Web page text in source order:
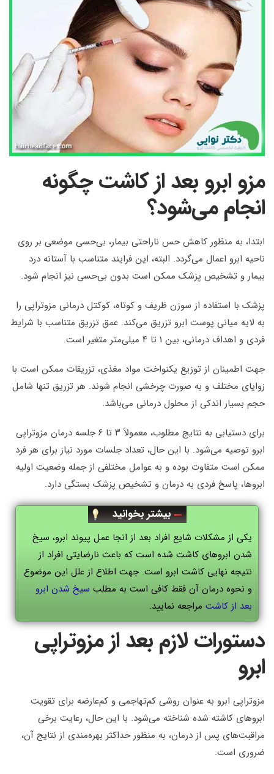
مزو ابرو بعد از کاشت چگونه
انجام می‌شود؟
ابتدا، به منظور کاهش حس ناراحتی بیمار، بی‌حسی موضعی بر روی
ناحیه ابرو اعمال می‌گردد. البته، این فرایند متناسب با آستانه درد
بیمار و تشخیص پزشک ممکن است بدون بی‌حسی نیز انجام شود.
پزشک با استفاده از سوزن ظریف و کوتاه، کوکتل درمانی مزوتراپی را
به لایه میانی پوست ابرو تزریق می‌کند. عمق تزریق متناسب با شرایط
فردی و اهداف درمانی، بین ۱ تا ۴ میلی‌متر متغیر است.
جهت اطمینان از توزیع یکنواخت مواد مغذی، تزریقات ممکن است با
زوایای مختلف و به صورت چرخشی انجام شوند. هر تزریق تنها شامل
حجم بسیار اندکی از محلول درمانی می‌باشد.
برای دستیابی به نتایج مطلوب، معمولاً ۳ تا ۶ جلسه درمان مزوتراپی
ابرو توصیه می‌شود. با این حال، تعداد جلسات مورد نیاز برای هر فرد
ممکن است متفاوت بوده و به عوامل مختلفی از جمله وضعیت اولیه
ابروها، پاسخ فردی به درمان و تشخیص پزشک بستگی دارد.
بیشتر بخوانید
یکی از مشکلات شایع‌ افراد بعد از انجا عمل پیوند ابرو، سیخ
شدن ابروهای کاشت شده است که باعث نارضایتی افراد از
نتیجه نهایی کاشت ابرو است. جهت اطلاع از علل این موضوع
و نحوه درمان آن فقط کافی است به مطلب سیخ شدن ابرو
بعد از کاشت مراجعه نمایید.
دستورات لازم بعد از مزوتراپی
ابرو
مزوتراپی ابرو به عنوان روشی کم‌تهاجمی و کم‌عارضه برای تقویت
ابروهای کاشته شده شناخته می‌شود. با این حال، رعایت برخی
مراقبت‌های پس از درمان، به منظور حداکثر بهره‌مندی از نتایج آن،
ضروری است.